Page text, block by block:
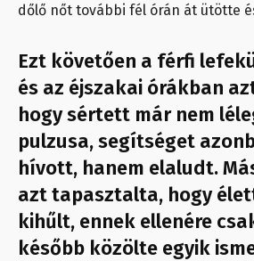
dőlő nőt további fél órán át ütötte
Ezt követően a férfi
és az éjszakai órákban
hogy sértett már nem
pulzusa, segítséget
hívott, hanem elaludt.
azt tapasztalta, hogy
kihűlt, ennek ellenére
később közölte egyik